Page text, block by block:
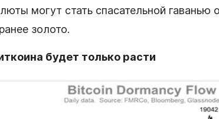
могут стать спасательной
золото.
будет только расти